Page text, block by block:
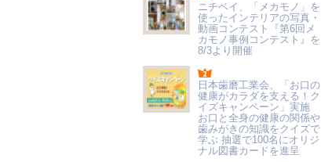
ニチベイ、「メカモノ」を
使ったインテリアの写真・
動画コンテスト『第6回メ
カモノ事例コンテスト』を
8/3より開催
日本歯磨工業会、「お口の
健康がカラダを支える！ク
イズキャンペーン」実施
お口と全身の健康の関係や
歯みがきの知識をクイズで
学ぶ 抽選で100名にオリジ
ナル図書カードを進呈